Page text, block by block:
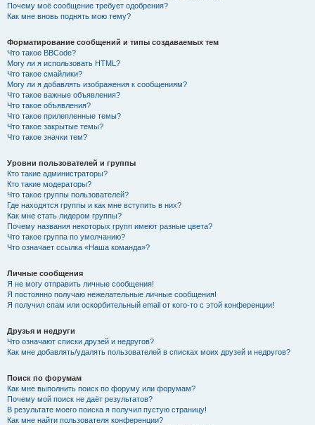
Почему моё сообщение требует одобрения?
Как мне вновь поднять мою тему?
Форматирование сообщений и типы создаваемых тем
Что такое BBCode?
Могу ли я использовать HTML?
Что такое смайлики?
Могу ли я добавлять изображения к сообщениям?
Что такое важные объявления?
Что такое объявления?
Что такое прилепленные темы?
Что такое закрытые темы?
Что такое значки тем?
Уровни пользователей и группы
Кто такие администраторы?
Кто такие модераторы?
Что такое группы пользователей?
Где находятся группы и как мне вступить в них?
Как мне стать лидером группы?
Почему названия некоторых групп имеют разные цвета?
Что такое группа по умолчанию?
Что означает ссылка «Наша команда»?
Личные сообщения
Я не могу отправить личные сообщения!
Я постоянно получаю нежелательные личные сообщения!
Я получил спам или оскорбительный email от кого-то с этой конференции!
Друзья и недруги
Что означают списки друзей и недругов?
Как мне добавлять/удалять пользователей в списках моих друзей и недругов?
Поиск по форумам
Как мне выполнить поиск по форуму или форумам?
Почему мой поиск не даёт результатов?
В результате моего поиска я получил пустую страницу!
Как мне найти пользователя конференции?